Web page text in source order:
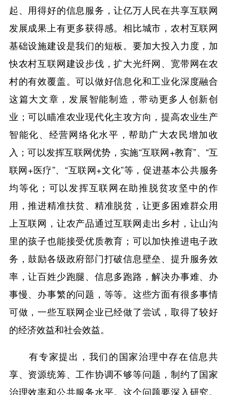
起、用得好的信息服务，让亿万人民在共享互联网
发展成果上有更多获得感。相比城市，农村互联网
基础设施建设是我们的短板。要加大投入力度，加
快农村互联网建设步伐，扩大光纤网、宽带网在农
村的有效覆盖。可以做好信息化和工业化深度融合
这篇大文章，发展智能制造，带动更多人创新创
业；可以瞄准农业现代化主攻方向，提高农业生产
智能化、经营网络化水平，帮助广大农民增加收
入；可以发挥互联网优势，实施“互联网+教育”、“互
联网+医疗”、“互联网+文化”等，促进基本公共服务
均等化；可以发挥互联网在助推脱贫攻坚中的作
用，推进精准扶贫、精准脱贫，让更多困难群众用
上互联网，让农产品通过互联网走出乡村，让山沟
里的孩子也能接受优质教育；可以加快推进电子政
务，鼓励各级政府部门打破信息壁垒、提升服务效
率，让百姓少跑腿、信息多跑路，解决办事难、办
事慢、办事繁的问题，等等。这些方面有很多事情
可做，一些互联网企业已经做了尝试，取得了较好
的经济效益和社会效益。
有专家提出，我们的国家治理中存在信息共
享、资源统筹、工作协调不够等问题，制约了国家
治理效率和公共服务水平。这个问题要深入研究。